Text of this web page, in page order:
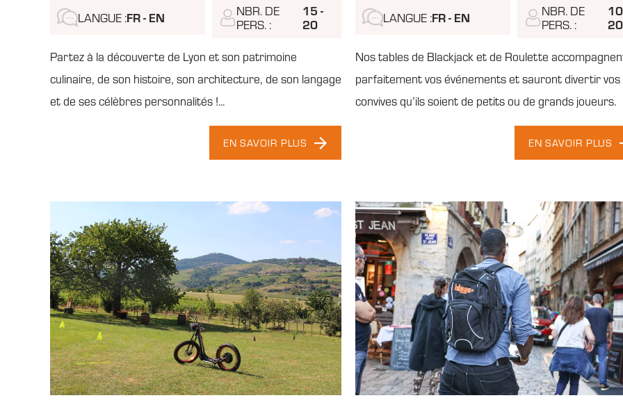
LANGUE :FR - EN
NBR. DE
PERS. :
15 -
20
Partez à la découverte de Lyon et son patrimoine
culinaire, de son histoire, son architecture, de son langage
et de ses célèbres personnalités !...
EN SAVOIR PLUS
LANGUE :FR - EN
NBR. DE
PERS. :
20
Nos tables de Blackjack et de Roulette
parfaitement vos événements et sauront divertir vos
convives qu’ils soient de petits ou de grands joueurs.
EN SAVOIR PLUS